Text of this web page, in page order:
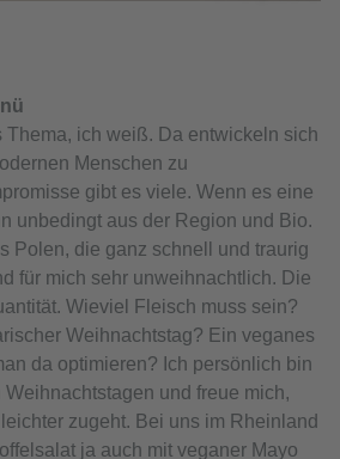
Thema, ich weiß. Da entwickeln sich
Menschen zu
gibt es viele. Wenn es eine
unbedingt aus der Region und Bio.
Polen, die ganz schnell und traurig
für mich sehr unweihnachtlich. Die
Wieviel Fleisch muss sein?
Weihnachtstag? Ein veganes
da optimieren? Ich persönlich bin
und freue mich,
zugeht. Bei uns im Rheinland
ja auch mit veganer Mayo